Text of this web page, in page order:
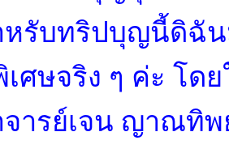
หรับทริปบุญนี้ดิฉั
เศษจริง ๆ ค่ะ โด
จารย์เจน ญาณทิ